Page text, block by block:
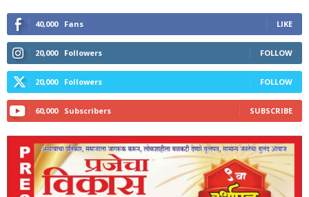
40,000 Fans LIKE
20,000 Followers FOLLOW
20,000 Followers FOLLOW
60,000 Subscribers SUBSCRIBE